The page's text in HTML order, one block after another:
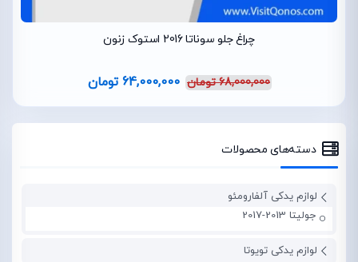
چراغ جلو سوناتا 2016 استوک زنون
68,000,000 تومان 64,000,000 تومان
دسته‌های محصولات
لوازم یدکی آلفارومئو
جولیتا 2013-2017
لوازم یدکی تویوتا